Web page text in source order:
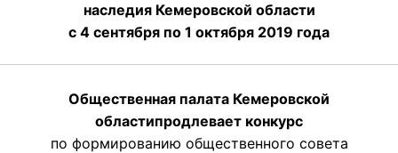
наследия Кемеровской области
с 4 сентября по 1 октября 2019 года
Общественная палата Кемеровской
областипродлевает конкурс
по формированию общественного совета